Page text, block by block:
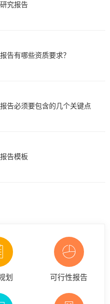
究报告
告有哪些资质要求？
告必须要包含的几个关键点
告模板
划 可行性报告